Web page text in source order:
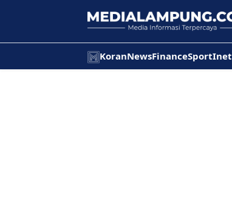
KoranNewsFinanceSportInet